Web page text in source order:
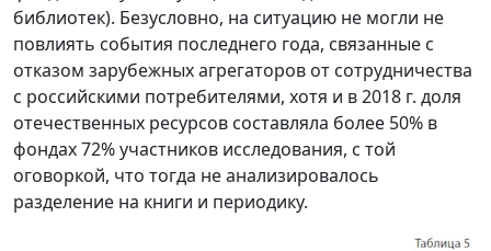
библиотек). Безусловно, на ситуацию не могли не
повлиять события последнего года, связанные с
отказом зарубежных агрегаторов от сотрудничества
с российскими потребителями, хотя и в 2018 г. доля
отечественных ресурсов составляла более 50% в
фондах 72% участников исследования, с той
оговоркой, что тогда не анализировалось
разделение на книги и периодику.